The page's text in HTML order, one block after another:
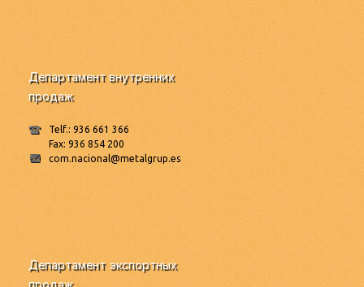
Департамент внутренних
продаж
Telf.: 936 661 366
Fax: 936 854 200
com.nacional@metalgrup.es
Департамент экспортных